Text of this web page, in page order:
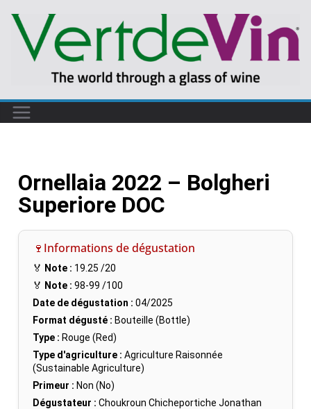
Ornellaia 2022 – Bolgheri
Superiore DOC
🍷Informations de dégustation
🏅 Note : 19.25 /20
🏅 Note : 98-99 /100
Date de dégustation : 04/2025
Format dégusté : Bouteille (Bottle)
Type : Rouge (Red)
Type d'agriculture : Agriculture Raisonnée
(Sustainable Agriculture)
Primeur : Non (No)
Dégustateur : Choukroun Chicheportiche Jonathan